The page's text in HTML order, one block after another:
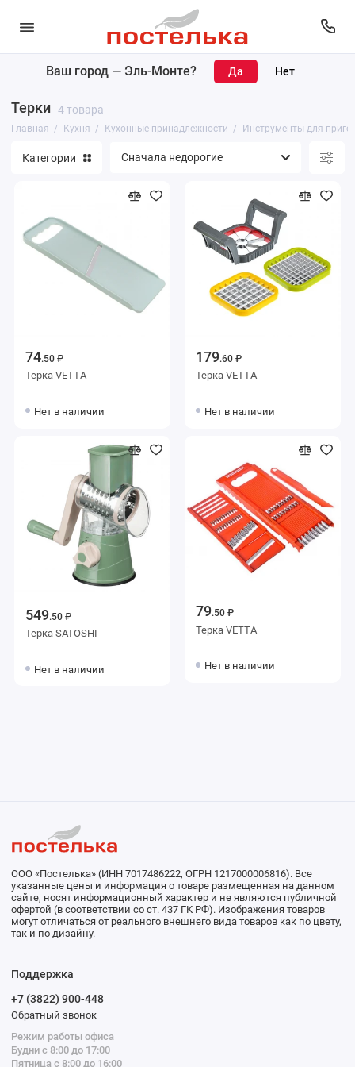
Ваш город — Эль-Монте?
Терки 4 товара
Главная Кухня Кухонные принадлежности Инструменты для
Кухонные принадлежности
Чайники и кофейники
Столовая посуда
Посуда для приготовления
Категории
74.50 ₽
Терка VETTA
Нет в наличии
179.60 ₽
Терка VETTA
Нет в наличии
549.50 ₽
Терка SATOSHI
Нет в наличии
79.50 ₽
Терка VETTA
Нет в наличии
ООО «Постелька» (ИНН 7017486222, ОГРН 1217000006816). Все
указанные цены и информация о товаре размещенная на данном
сайте, носят информационный характер и не являются публичной
офертой (в соответствии со ст. 437 ГК РФ). Изображения товаров
могут отличаться от реального внешнего вида товаров как по цвету,
так и по дизайну.
Поддержка
+7 (3822) 900-448
Обратный звонок
Режим работы офиса
Будни с 8:00 до 17:00
Пятница с 8:00 до 16:00